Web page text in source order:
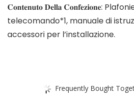
𝐂𝐨𝐧𝐭𝐞𝐧𝐮𝐭𝐨 𝐃𝐞𝐥𝐥𝐚 𝐂𝐨𝐧𝐟𝐞𝐳𝐢𝐨𝐧𝐞:
telecomando*1, manuale di
accessori per l’installazione.
Frequently Bought